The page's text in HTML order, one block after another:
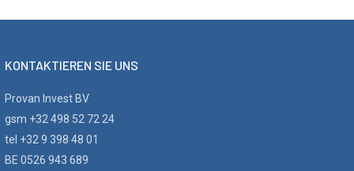
KONTAKTIEREN SIE UNS
Provan Invest BV
gsm +32 498 52 72 24
tel +32 9 398 48 01
BE 0526 943 689